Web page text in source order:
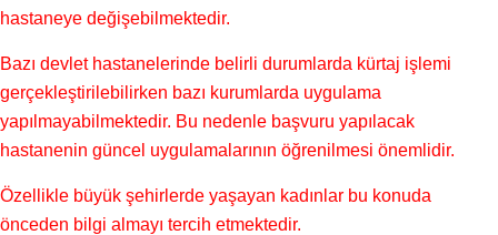
hastaneye değişebilmektedir.
Bazı devlet hastanelerinde belirli durumlarda kürtaj işlemi
gerçekleştirilebilirken bazı kurumlarda uygulama
yapılmayabilmektedir. Bu nedenle başvuru yapılacak
hastanenin güncel uygulamalarının öğrenilmesi önemlidir.
Özellikle büyük şehirlerde yaşayan kadınlar bu konuda
önceden bilgi almayı tercih etmektedir.